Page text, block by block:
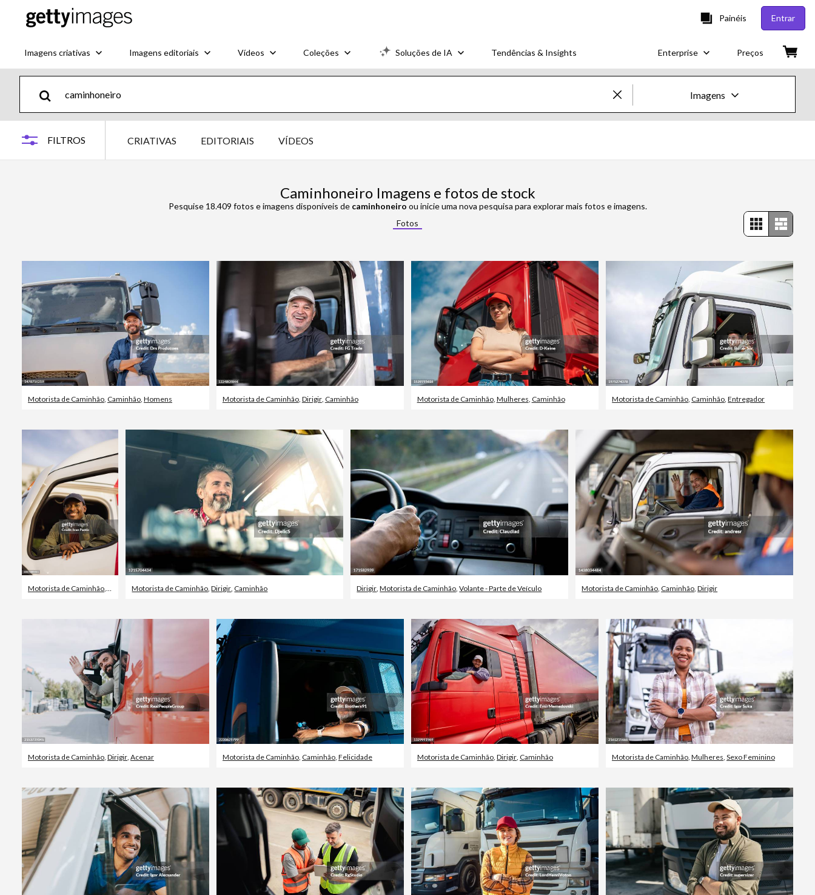
Painéis Entrar
Imagens criativas Imagens editoriais Vídeos Coleções Soluções de IA Tendências & Insights Enterprise Preços
Imagens
Vídeos criativos
Vídeos editoriais
FILTROS CRIATIVAS EDITORIAIS VÍDEOS
Caminhoneiro Imagens e fotos de stock
Pesquise 18.409 fotos e imagens disponíveis de caminhoneiro ou inicie uma nova pesquisa para explorar mais fotos e imagens.
Fotos
Motorista de Caminhão, Caminhão, Homens Motorista de Caminhão, Dirigir, Caminhão Motorista de Caminhão, Mulheres, Caminhão Motorista de Caminhão, Caminhão,Entregador
Motorista de Caminhão Ocupação,Caminhão
Motorista de Caminhão ,Dirigir Caminhão Dirigir ,Motorista de Caminhão ,Volante - Parte de Veículo Motorista de Caminhão Caminhão ,Dirigir
Motorista de Caminhão Dirigir Acenar Motorista de Caminhão Caminhão Felicidade Motorista de Caminhão Dirigir Caminhão Motorista de Caminhão Mulheres Sexo Feminino